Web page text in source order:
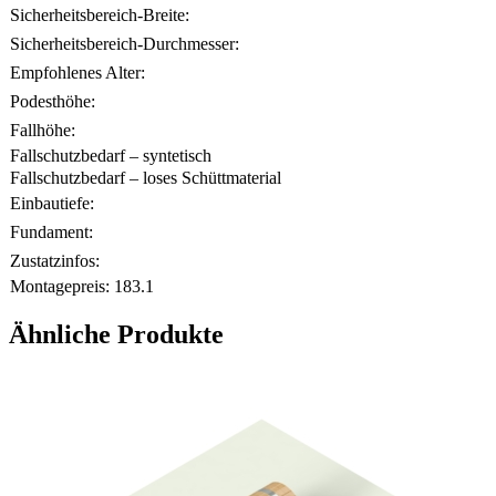
Sicherheitsbereich-Breite:
Sicherheitsbereich-Durchmesser:
Empfohlenes Alter:
Podesthöhe:
Fallhöhe:
Fallschutzbedarf – syntetisch
Fallschutzbedarf – loses Schüttmaterial
Einbautiefe:
Fundament:
Zustatzinfos:
Montagepreis: 183.1
Ähnliche Produkte